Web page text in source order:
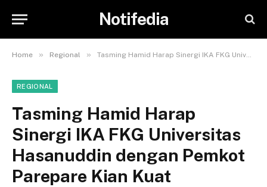
Notifedia
Home » Regional » Tasming Hamid Harap Sinergi IKA FKG Universitas Hasanuddin dengan Pemkot Parepare Kian Kuat
REGIONAL
Tasming Hamid Harap
Sinergi IKA FKG Universitas
Hasanuddin dengan Pemkot
Parepare Kian Kuat